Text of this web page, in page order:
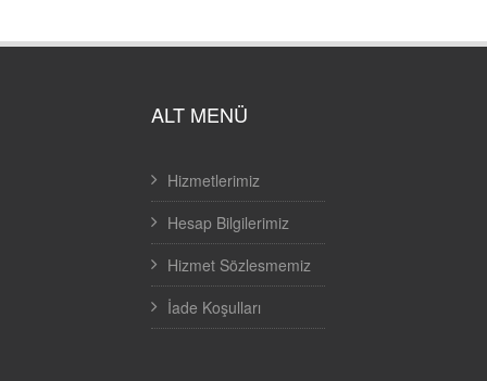
ALT MENÜ
Hizmetlerimiz
Hesap Bilgilerimiz
Hizmet Sözlesmemiz
İade Koşulları